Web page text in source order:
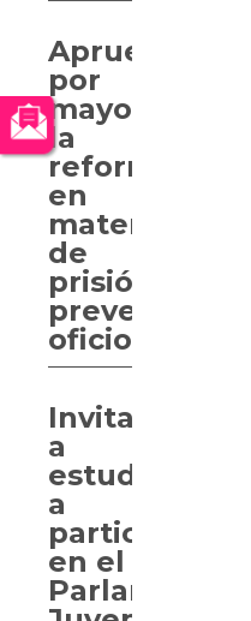
Aprueban
por
mayoría
la
reforma
en
materia
de
prisión
preventiva
oficiosa
Invitan
a
estudiantes
a
participar
en el
Parlamento